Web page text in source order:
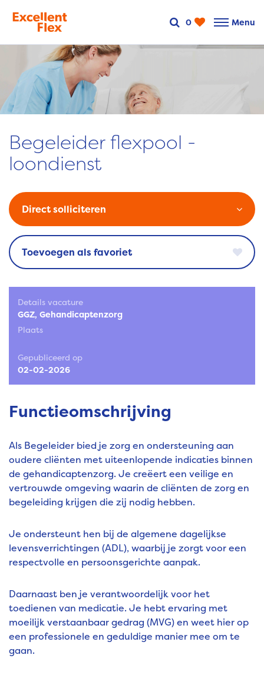
0 Menu
Begeleider flexpool -
loondienst
Direct solliciteren
favoriet
Details vacature
GGZ Gehandicaptenzorg
Plaats
Gepubliceerd op
02-02-2026
Functieomschrijving
Als Begeleider bied je zorg en ondersteuning aan
oudere cliënten met uiteenlopende indicaties binnen
de gehandicaptenzorg. Je creëert een veilige en
vertrouwde omgeving waarin de cliënten de zorg en
begeleiding krijgen die zij nodig hebben.
Je ondersteunt hen bij de algemene dagelijkse
levensverrichtingen (ADL), waarbij je zorgt voor een
respectvolle en persoonsgerichte aanpak.
Daarnaast ben je verantwoordelijk voor het
toedienen van medicatie. Je hebt ervaring met
moeilijk verstaanbaar gedrag (MVG) en weet hier op
een professionele en geduldige manier mee om te
gaan.